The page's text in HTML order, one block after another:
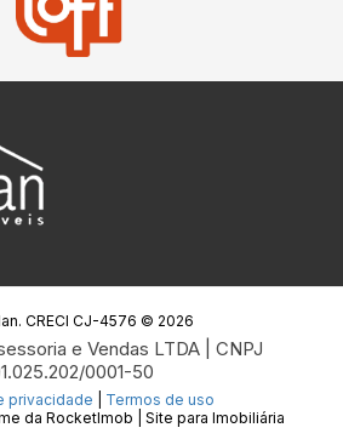
CRECI CJ-4576 © 2026
e Vendas LTDA | CNPJ
0001-50
privacidade
Termos de uso
da RocketImob | Site para Imobiliária